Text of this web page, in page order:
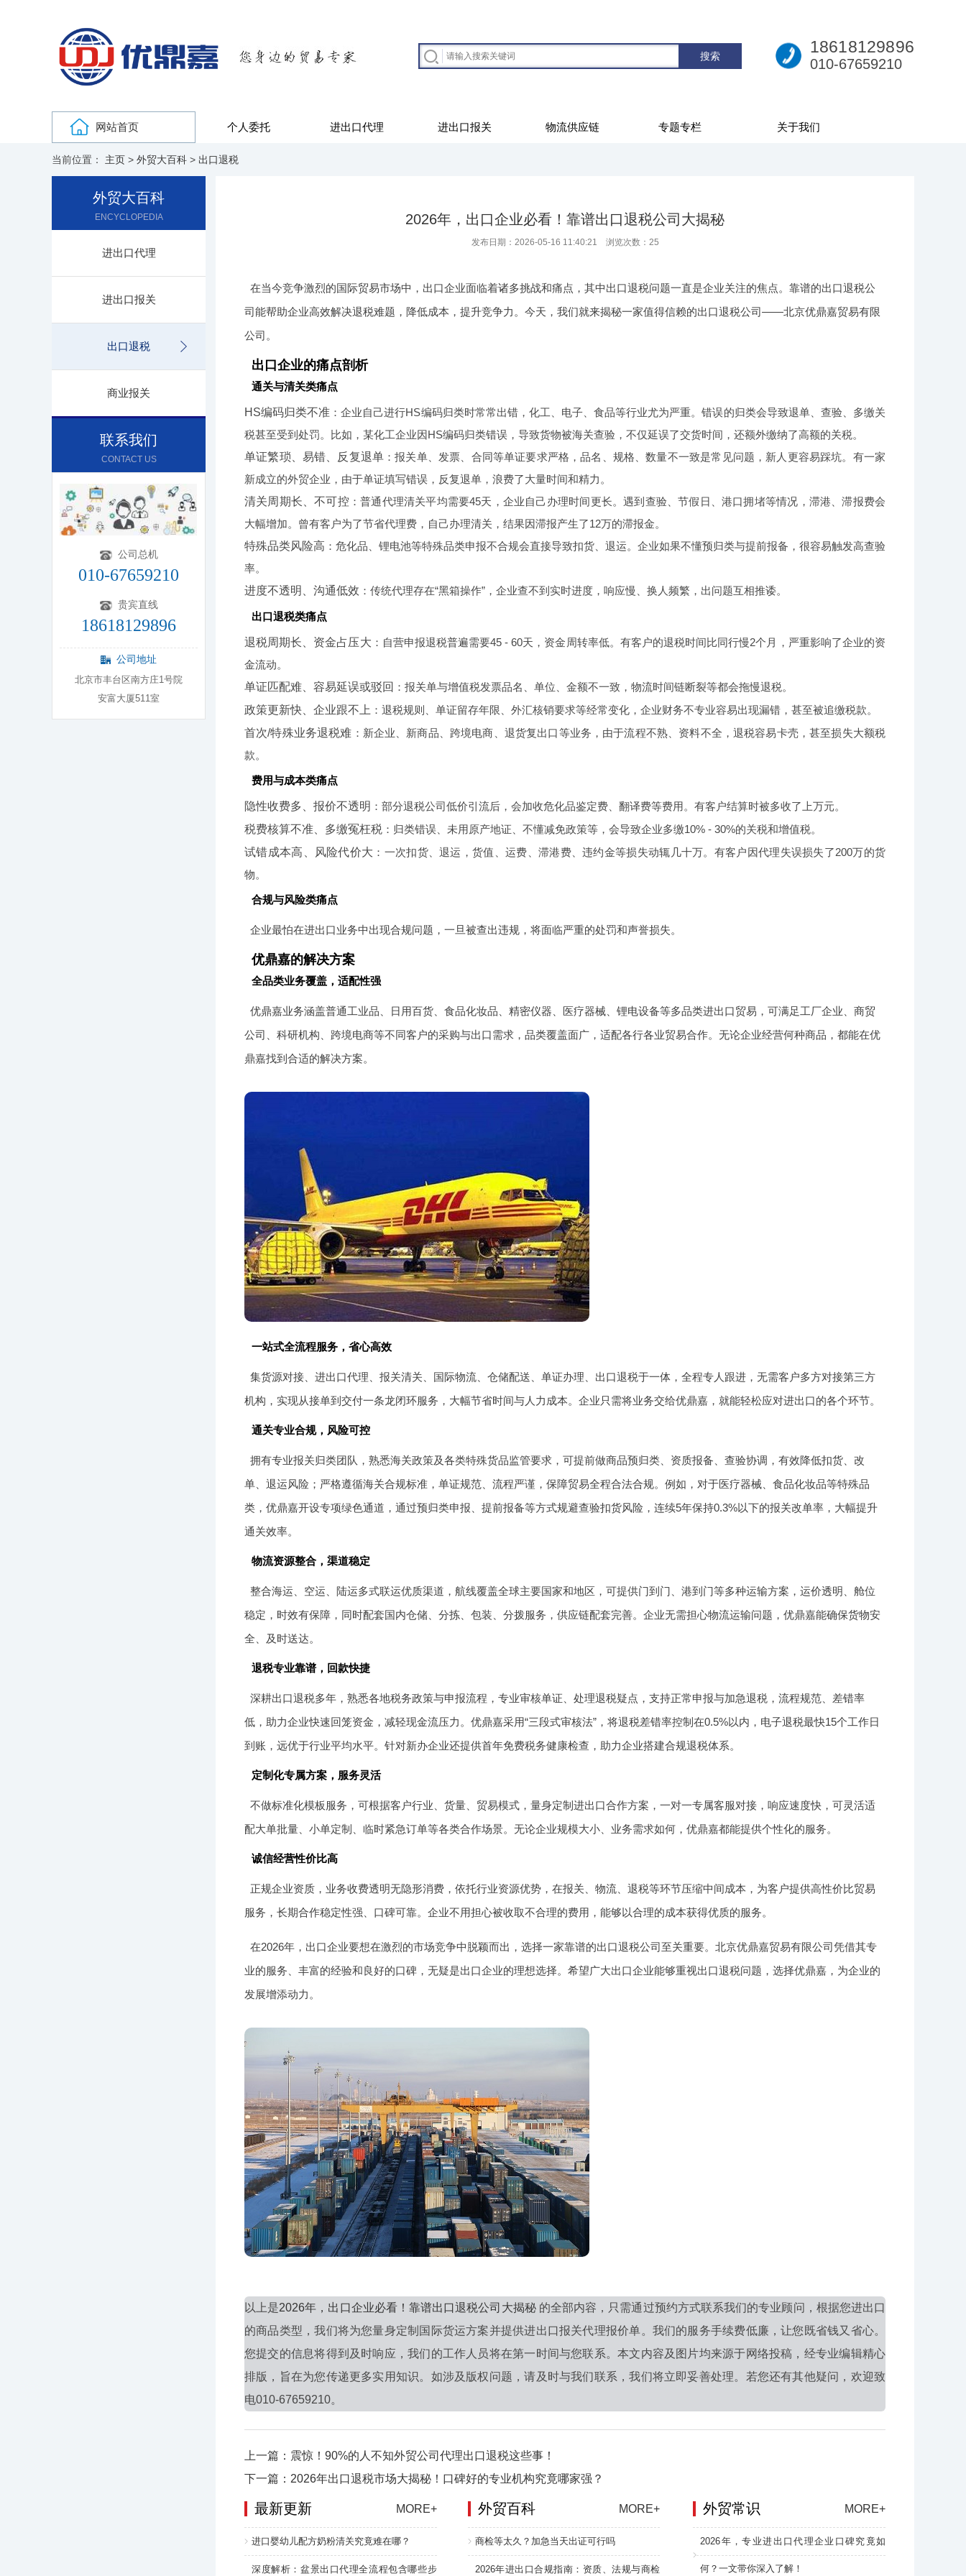
18618129896
010-67659210
网站首页 个人委托 进出口代理 进出口报关 物流供应链 专题专栏 关于我们
当前位置： 主页 > 外贸大百科 > 出口退税
外贸大百科
ENCYCLOPEDIA
进出口代理
进出口报关
出口退税
商业报关
联系我们
CONTACT US
公司总机
010-67659210
贵宾直线
18618129896
公司地址
北京市丰台区南方庄1号院
安富大厦511室
2026年，出口企业必看！靠谱出口退税公司大揭秘
发布日期：2026-05-16 11:40:21 浏览次数： 25
在当今竞争激烈的国际贸易市场中，出口企业面临着诸多挑战和痛点，其中出口退税问题一直是企业关注的焦点。靠谱的出口退税公
司能帮助企业高效解决退税难题，降低成本，提升竞争力。今天，我们就来揭秘一家值得信赖的出口退税公司——北京优鼎嘉贸易有限
公司。
出口企业的痛点剖析
通关与清关类痛点
HS编码归类不准 ：企业自己进行HS编码归类时常常出错，化工、电子、食品等行业尤为严重。错误的归类会导致退单、查验、多缴关
税甚至受到处罚。比如，某化工企业因HS编码归类错误，导致货物被海关查验，不仅延误了交货时间，还额外缴纳了高额的关税。
单证繁琐、易错、反复退单 ：报关单、发票、合同等单证要求严格，品名、规格、数量不一致是常见问题，新人更容易踩坑。有一家
新成立的外贸企业，由于单证填写错误，反复退单，浪费了大量时间和精力。
清关周期长、不可控：普通代理清关平均需要45天，企业自己办理时间更长。遇到查验、节假日、港口拥堵等情况，滞港、滞报费会
大幅增加。曾有客户为了节省代理费，自己办理清关，结果因滞报产生了12万的滞报金。
特殊品类风险高 ：危化品、锂电池等特殊品类申报不合规会直接导致扣货、退运。企业如果不懂预归类与提前报备，很容易触发高查验
率。
进度不透明、沟通低效 ：传统代理存在“黑箱操作”，企业查不到实时进度，响应慢、换人频繁，出问题互相推诿。
出口退税类痛点
退税周期长、资金占压大 ：自营申报退税普遍需要45 - 60天，资金周转率低。有客户的退税时间比同行慢2个月，严重影响了企业的资
金流动。
单证匹配难、容易延误或驳回 ：报关单与增值税发票品名、单位、金额不一致，物流时间链断裂等都会拖慢退税。
政策更新快、企业跟不上 ：退税规则、单证留存年限、外汇核销要求等经常变化，企业财务不专业容易出现漏错，甚至被追缴税款。
首次/特殊业务退税难 ：新企业、新商品、跨境电商、退货复出口等业务，由于流程不熟、资料不全，退税容易卡壳，甚至损失大额税
款。
费用与成本类痛点
隐性收费多、报价不透明 ：部分退税公司低价引流后，会加收危化品鉴定费、翻译费等费用。有客户结算时被多收了上万元。
税费核算不准、多缴冤枉税 ：归类错误、未用原产地证、不懂减免政策等，会导致企业多缴10% - 30%的关税和增值税。
试错成本高、风险代价大 ：一次扣货、退运，货值、运费、滞港费、违约金等损失动辄几十万。有客户因代理失误损失了200万的货
物。
合规与风险类痛点
企业最怕在进出口业务中出现合规问题，一旦被查出违规，将面临严重的处罚和声誉损失。
优鼎嘉的解决方案
全品类业务覆盖，适配性强
优鼎嘉业务涵盖普通工业品、日用百货、食品化妆品、精密仪器、医疗器械、锂电设备等多品类进出口贸易，可满足工厂企业、商贸
公司、科研机构、跨境电商等不同客户的采购与出口需求，品类覆盖面广，适配各行各业贸易合作。无论企业经营何种商品，都能在优
鼎嘉找到合适的解决方案。
一站式全流程服务，省心高效
集货源对接、进出口代理、报关清关、国际物流、仓储配送、单证办理、出口退税于一体，全程专人跟进，无需客户多方对接第三方
机构，实现从接单到交付一条龙闭环服务，大幅节省时间与人力成本。企业只需将业务交给优鼎嘉，就能轻松应对进出口的各个环节。
通关专业合规，风险可控
拥有专业报关归类团队，熟悉海关政策及各类特殊货品监管要求，可提前做商品预归类、资质报备、查验协调，有效降低扣货、改
单、退运风险；严格遵循海关合规标准，单证规范、流程严谨，保障贸易全程合法合规。例如，对于医疗器械、食品化妆品等特殊品
类，优鼎嘉开设专项绿色通道，通过预归类申报、提前报备等方式规避查验扣货风险，连续5年保持0.3%以下的报关改单率，大幅提升
通关效率。
物流资源整合，渠道稳定
整合海运、空运、陆运多式联运优质渠道，航线覆盖全球主要国家和地区，可提供门到门、港到门等多种运输方案，运价透明、舱位
稳定，时效有保障，同时配套国内仓储、分拣、包装、分拨服务，供应链配套完善。企业无需担心物流运输问题，优鼎嘉能确保货物安
全、及时送达。
退税专业靠谱，回款快捷
深耕出口退税多年，熟悉各地税务政策与申报流程，专业审核单证、处理退税疑点，支持正常申报与加急退税，流程规范、差错率
低，助力企业快速回笼资金，减轻现金流压力。优鼎嘉采用“三段式审核法”，将退税差错率控制在0.5%以内，电子退税最快15个工作日
到账，远优于行业平均水平。针对新办企业还提供首年免费税务健康检查，助力企业搭建合规退税体系。
定制化专属方案，服务灵活
不做标准化模板服务，可根据客户行业、货量、贸易模式，量身定制进出口合作方案，一对一专属客服对接，响应速度快，可灵活适
配大单批量、小单定制、临时紧急订单等各类合作场景。无论企业规模大小、业务需求如何，优鼎嘉都能提供个性化的服务。
诚信经营性价比高
正规企业资质，业务收费透明无隐形消费，依托行业资源优势，在报关、物流、退税等环节压缩中间成本，为客户提供高性价比贸易
服务，长期合作稳定性强、口碑可靠。企业不用担心被收取不合理的费用，能够以合理的成本获得优质的服务。
在2026年，出口企业要想在激烈的市场竞争中脱颖而出，选择一家靠谱的出口退税公司至关重要。北京优鼎嘉贸易有限公司凭借其专
业的服务、丰富的经验和良好的口碑，无疑是出口企业的理想选择。希望广大出口企业能够重视出口退税问题，选择优鼎嘉，为企业的
发展增添动力。
以上是2026年，出口企业必看！靠谱出口退税公司大揭秘 的全部内容，只需通过预约方式联系我们的专业顾问，根据您进出口
的商品类型，我们将为您量身定制国际货运方案并提供进出口报关代理报价单。我们的服务手续费低廉，让您既省钱又省心。
您提交的信息将得到及时响应，我们的工作人员将在第一时间与您联系。本文内容及图片均来源于网络投稿，经专业编辑精心
排版，旨在为您传递更多实用知识。如涉及版权问题，请及时与我们联系，我们将立即妥善处理。若您还有其他疑问，欢迎致
电010-67659210。
上一篇：震惊！90%的人不知外贸公司代理出口退税这些事！
下一篇：2026年出口退税市场大揭秘！口碑好的专业机构究竟哪家强？
最新更新 MORE+
进口婴幼儿配方奶粉清关究竟难在哪？
深度解析：盆景出口代理全流程包含哪些步
外贸常识 MORE+
2026年，专业进出口代理企业口碑究竟如
何？一文带你深入了解！
外贸百科 MORE+
商检等太久？加急当天出证可行吗
2026年进出口合规指南：资质、法规与商检